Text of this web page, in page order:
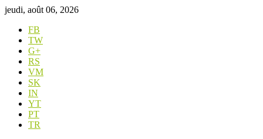
jeudi, août 06, 2026
FB
TW
G+
RS
VM
SK
IN
YT
PT
TR